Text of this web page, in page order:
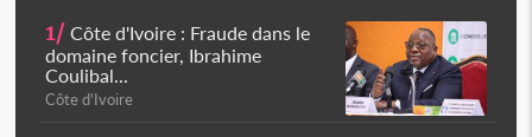
1/ Côte d'Ivoire : Fraude dans le
domaine foncier, Ibrahime
Coulibal...
Côte d'Ivoire